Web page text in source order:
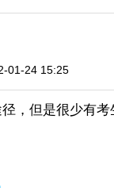
01-24 15:25
，但是很少有考